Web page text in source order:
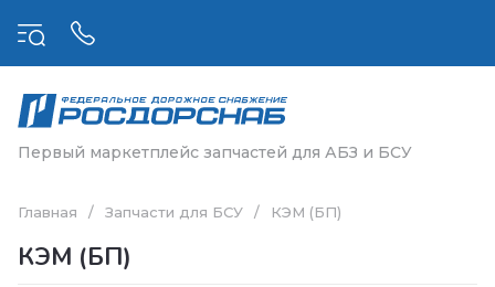
Первый маркетплейс запчастей для АБЗ и БСУ
Главная / Запчасти для БСУ / КЭМ (БП)
КЭМ (БП)